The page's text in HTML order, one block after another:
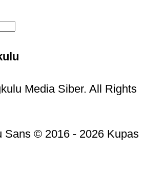
Media Siber. All Rights
Sans © 2016 - 2026 Kupas